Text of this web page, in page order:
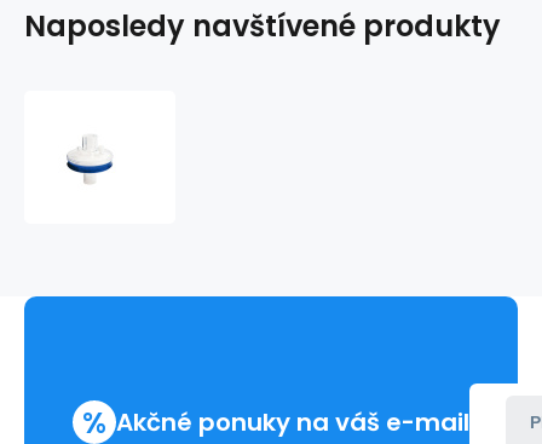
Naposledy navštívené produkty
% Akčné ponuky na váš e-mail